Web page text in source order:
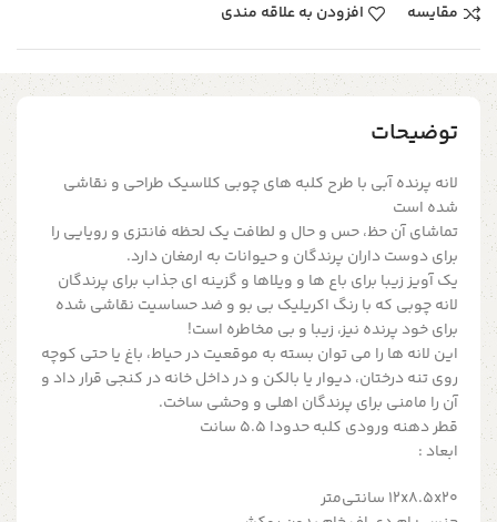
مقایسه افزودن به علاقه مندی
توضیحات
لانه پرنده آبی با طرح کلبه های چوبی کلاسیک طراحی و نقاشی
شده است
تماشای آن حظ، حس و حال و لطافت یک لحظه فانتزی و رویایی را
برای دوست داران پرندگان و حیوانات به ارمغان دارد.
یک آویز زیبا برای باع ها و ویلاها و گزینه ای جذاب برای پرندگان
لانه چوبی که با رنگ اکریلیک بی بو و ضد حساسیت نقاشی شده
برای خود پرنده نیز، زیبا و بی مخاطره است!
این لانه ها را می توان بسته به موقعیت در حیاط، باغ یا حتی کوچه
روی تنه درختان، دیوار یا بالکن و در داخل خانه در کنجی قرار داد و
آن را مامنی برای پرندگان اهلی و وحشی ساخت.
قطر دهنه ورودی کلبه حدودا 5.5 سانت
ابعاد :
۱۲x۸.۵x۲۰ سانتی‌متر